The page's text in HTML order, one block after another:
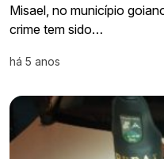
Misael, no município
crime tem sido…
há 5 anos